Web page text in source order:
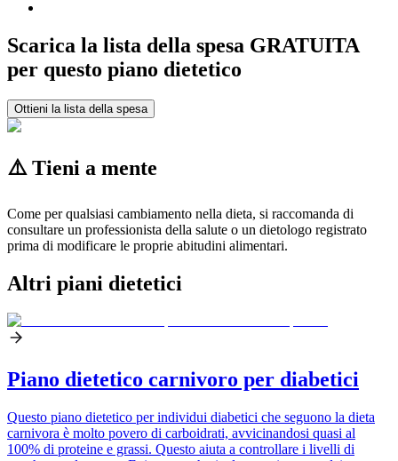
Scarica la lista della spesa GRATUITA
per questo piano dietetico
Ottieni la lista della spesa
⚠️ Tieni a mente
Come per qualsiasi cambiamento nella dieta, si raccomanda di
consultare un professionista della salute o un dietologo registrato
prima di modificare le proprie abitudini alimentari.
Altri piani dietetici
Piano dietetico carnivoro per diabetici
Questo piano dietetico per individui diabetici che seguono la dieta
carnivora è molto povero di carboidrati, avvicinandosi quasi al
100% di proteine e grassi. Questo aiuta a controllare i livelli di